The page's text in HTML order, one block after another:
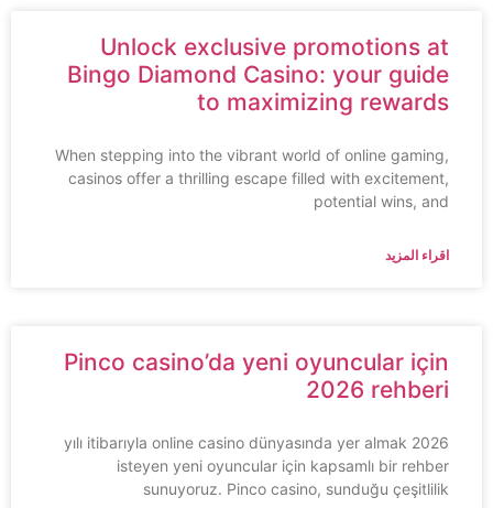
Unlock exclusive promotions at
Bingo Diamond Casino: your guide
to maximizing rewards
When stepping into the vibrant world of online gaming,
casinos offer a thrilling escape filled with excitement,
potential wins, and
اقراء المزيد
Pinco casino’da yeni oyuncular için
2026 rehberi
2026 yılı itibarıyla online casino dünyasında yer almak
isteyen yeni oyuncular için kapsamlı bir rehber
sunuyoruz. Pinco casino, sunduğu çeşitlilik